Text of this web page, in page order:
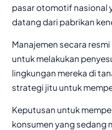
pasar otomotif nasional
datang dari pabrikan
Manajemen secara
untuk melakukan
lingkungan mereka di
strategi jitu untuk
Keputusan untuk
konsumen yang sedang